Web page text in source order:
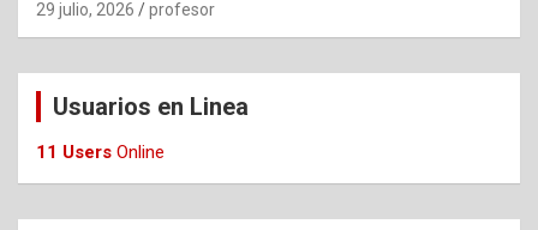
29 julio, 2026 profesor
Usuarios en Linea
11 Users Online